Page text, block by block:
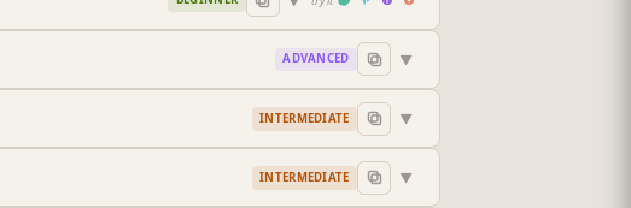
ADVANCED ▼
INTERMEDIATE ▼
INTERMEDIATE ▼